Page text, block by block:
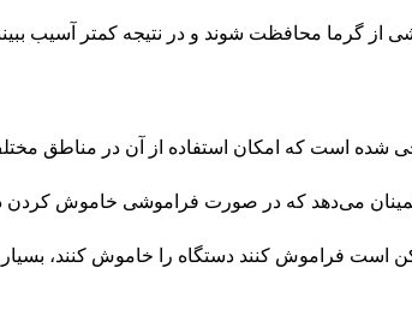
از گرما محافظت شوند و در نتیجه کمتر آسیب
است فراموش کنند دستگاه را خاموش کنند،